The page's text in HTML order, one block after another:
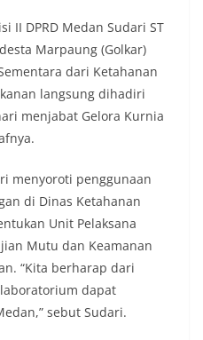
Muliyadi Suraukur saat
juga menambahkan
kondisi bendera yang
bendera dalam
sobek, dan layak untuk
kehormatan
imbauan terkait
DDS ini juga
potensi gangguan
masyarakat
tempat tinggal warga.
tersebut,
menghimpun informasi
potensi kerawanan,
dapat mengganggu
khususnya menjelang
II DPRD Medan Sudari ST
Marpaung (Golkar)
dari Ketahanan
langsung dihadiri
menjabat Gelora Kurnia
menyoroti penggunaan
di Dinas Ketahanan
Unit Pelaksana
Mutu dan Keamanan
“Kita berharap dari
dapat
sebut Sudari.